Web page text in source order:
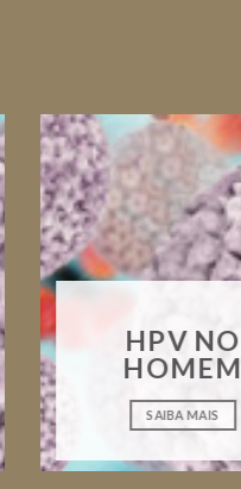
HPV NO
HOMEM
SAIBA MAIS